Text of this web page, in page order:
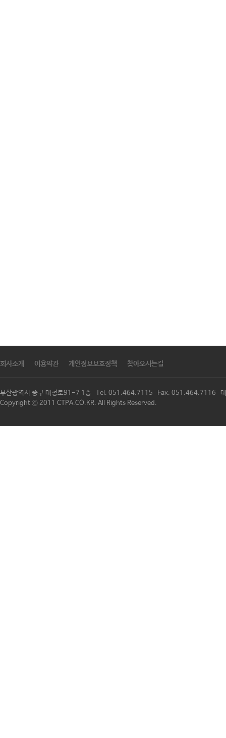
회사소개 이용약관 개인정보보호정책 찾아오시는길
부산광역시 중구 대청로91-7 1층 Tel. 051.464.7115 Fax. 051.464.7116
Copyright ⓒ 2011 CTPA.CO.KR. All Rights Reserved.